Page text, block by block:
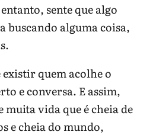
sente que algo
buscando alguma coisa,
existir quem acolhe o
e conversa. E assim,
muita vida que é cheia de
e cheia do mundo,